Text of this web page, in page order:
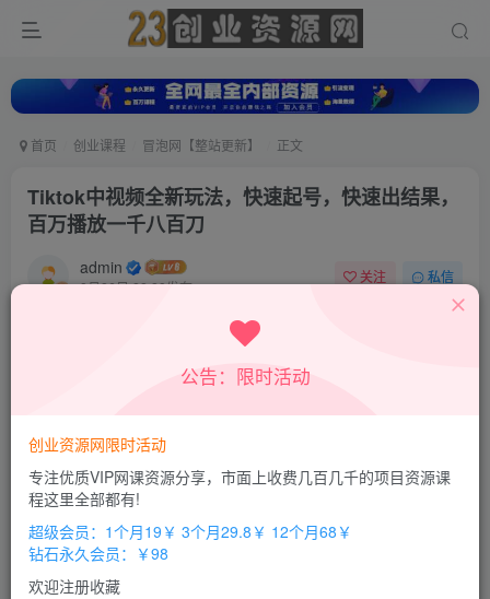
首页 创业课程 冒泡网【整站更新】 正文
Tiktok中视频全新玩法，快速起号，快速出结果，
百万播放一千八百刀
admin
8月26日 22:28发布
关注 私信
超级会员
立即购买
您当前未登录！建议登陆后购买，办理会员包月更省钱，可保存购
公告：限时活动
创业资源网限时活动
专注优质VIP网课资源分享，市面上收费几百几千的项目资源课
程这里全部都有!
超级会员：1个月19￥ 3个月29.8￥ 12个月68￥
钻石永久会员：￥98
欢迎注册收藏